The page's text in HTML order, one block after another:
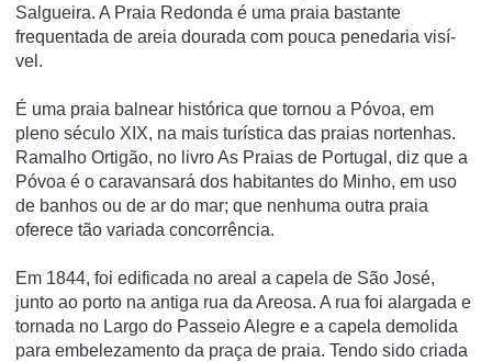
Salgueira. A Praia Redonda é uma praia bastante
frequentada de areia dourada com pouca penedaria visí­
vel.
É uma praia balnear histórica que tornou a Póvoa, em
pleno século XIX, na mais turí­stica das praias nortenhas.
Ramalho Ortigão, no livro As Praias de Portugal, diz que a
Póvoa é o caravansará dos habitantes do Minho, em uso
de banhos ou de ar do mar; que nenhuma outra praia
oferece tão variada concorrência.
Em 1844, foi edificada no areal a capela de São José,
junto ao porto na antiga rua da Areosa. A rua foi alargada e
tornada no Largo do Passeio Alegre e a capela demolida
para embelezamento da praça de praia. Tendo sido criada